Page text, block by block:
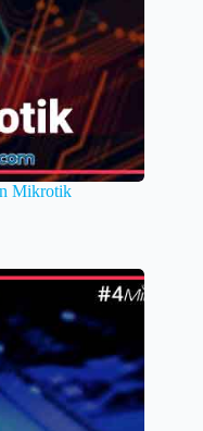
Mikrotik